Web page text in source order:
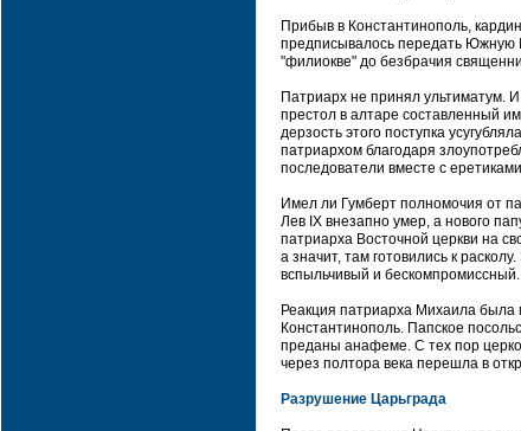
Прибыв в Константинополь,
предписывалось передать Южную
"филиокве" до безбрачия
Патриарх не принял ультиматум.
престол в алтаре составленный
дерзость этого поступка
патриархом благодаря
последователи вместе с
Имел ли Гумберт полномочия от
Лев IX внезапно умер, а нового
патриарха Восточной церкви на
а значит, там готовились к
вспыльчивый и бескомпромиссный.
Реакция патриарха Михаила была
Константинополь. Папское
преданы анафеме. С тех пор
через полтора века перешла в
Разрушение Царьграда